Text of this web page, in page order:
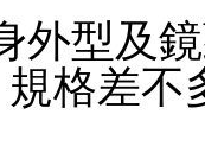
外型及
格差